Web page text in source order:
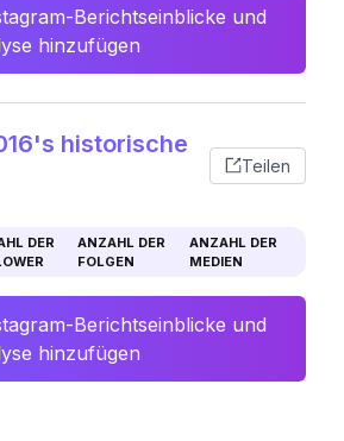
Berichtseinblicke und
hinzufügen
historische
Teilen
DER
ANZAHL DER
FOLGEN
ANZAHL DER
MEDIEN
Berichtseinblicke und
hinzufügen